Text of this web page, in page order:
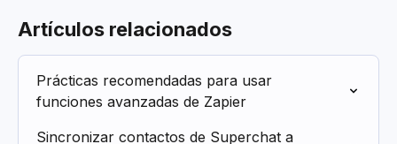
Artículos relacionados
Prácticas recomendadas para usar
funciones avanzadas de Zapier
Sincronizar contactos de Superchat a